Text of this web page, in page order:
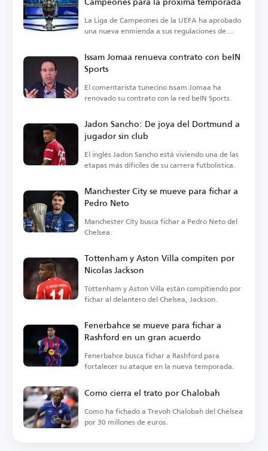
La Liga de Campeones de la UEFA ha aprobado
una nueva enmienda a sus regulaciones de
Issam Jomaa renueva contrato con beIN
Sports
El comentarista tunecino Issam Jomaa ha
renovado su contrato con la red beIN Sports.
Jadon Sancho: De joya del Dortmund a
jugador sin club
El inglés Jadon Sancho está viviendo una de las
etapas más difíciles de su carrera futbolística.
Manchester City se mueve para fichar a
Pedro Neto
Manchester City busca fichar a Pedro Neto del
Chelsea.
Tottenham y Aston Villa compiten por
Nicolas Jackson
Tottenham y Aston Villa están compitiendo por
fichar al delantero del Chelsea, Jackson.
Fenerbahce se mueve para fichar a
Rashford en un gran acuerdo
Fenerbahce busca fichar a Rashford para
fortalecer su ataque en la nueva temporada.
Como cierra el trato por Chalobah
Como ha fichado a Trevoh Chalobah del Chelsea
por 30 millones de euros.